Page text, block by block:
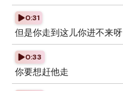
0:31
但是你走到这儿你进不来呀
0:33
你要想赶他走